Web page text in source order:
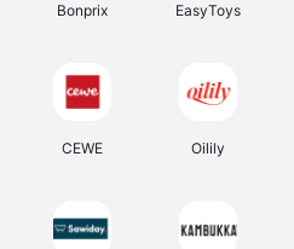
Bonprix EasyToys
CEWE Oilily